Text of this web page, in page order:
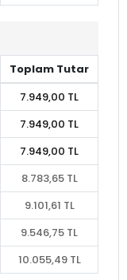
Toplam Tutar
7.949,00 TL
7.949,00 TL
7.949,00 TL
8.783,65 TL
9.101,61 TL
9.546,75 TL
10.055,49 TL